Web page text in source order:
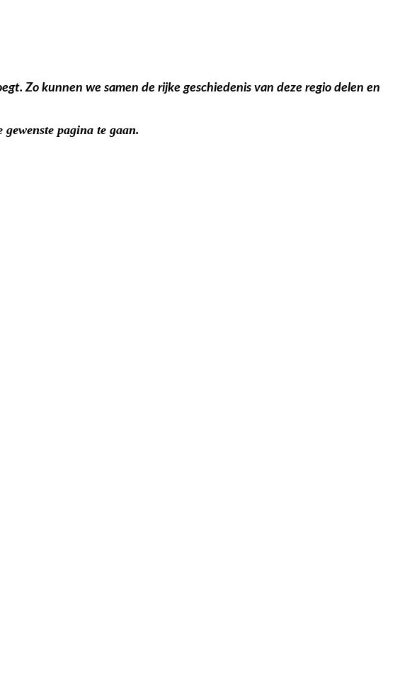
Zo kunnen we samen de rijke geschiedenis van deze regio delen en
pagina te gaan.